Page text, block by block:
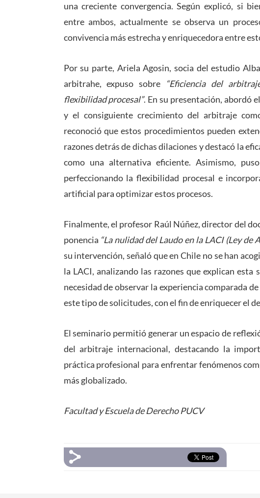
una creciente convergencia. Según explicó, si
entre ambos, actualmente se observa un
convivencia más estrecha y enriquecedora entre
Por su parte, Ariela Agosin, socia del estudio
arbitrahe, expuso sobre
“Eficiencia del
flexibilidad procesal”. En su presentación, abordó
y el consiguiente crecimiento del arbitraje
reconoció que estos procedimientos pueden
razones detrás de dichas dilaciones y destacó la
como una alternativa eficiente. Asimismo,
perfeccionando la flexibilidad procesal e
artificial para optimizar estos procesos.
Finalmente, el profesor Raúl Núñez, director del
ponencia “La nulidad del Laudo en la LACI (Ley
su intervención, señaló que en Chile no se han
la LACI, analizando las razones que explican
necesidad de observar la experiencia comparada
este tipo de solicitudes, con el fin de enriquecer el
El seminario permitió generar un espacio de
del arbitraje internacional, destacando la
práctica profesional para enfrentar fenómenos
más globalizado.
Facultad y Escuela de Derecho PUCV